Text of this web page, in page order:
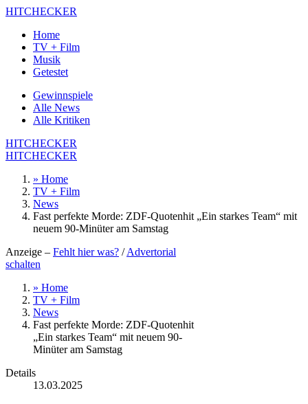
HITCHECKER
Home
TV + Film
Musik
Getestet
Gewinnspiele
Alle News
Alle Kritiken
HITCHECKER
HITCHECKER
» Home
TV + Film
News
Fast perfekte Morde: ZDF-Quotenhit „Ein starkes Team“ mit
neuem 90-Minüter am Samstag
Anzeige – Fehlt hier was? /Advertorial
schalten
» Home
TV + Film
News
Fast perfekte Morde: ZDF-Quotenhit
„Ein starkes Team“ mit neuem 90-
Minüter am Samstag
Details
13.03.2025